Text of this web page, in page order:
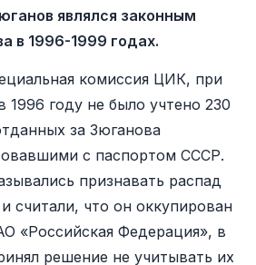
являлся законным
в 1996-1999 годах.
комиссия ЦИК, при
1996 году не было учтено 230
за Зюганова
с паспортом СССР.
признавать распад
считали, что он оккупирован
«Российская Федерация», в
решение не учитывать их